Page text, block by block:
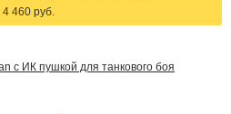
4 460 руб.